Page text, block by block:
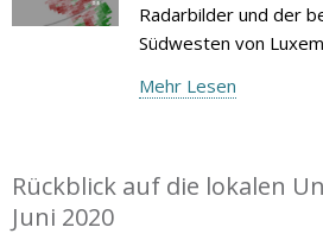
Radarbilder und der
Südwesten von
Mehr Lesen
Rückblick auf die lokalen
Juni 2020